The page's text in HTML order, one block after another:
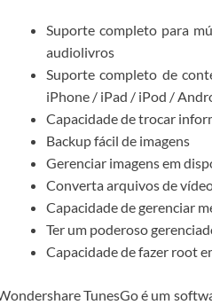
Suporte completo para
audiolivros
Suporte completo de
iPhone / iPad / iPod /
Capacidade de trocar
Backup fácil de imagens
Gerenciar imagens em
Converta arquivos de
Capacidade de gerenciar
Ter um poderoso
Capacidade de fazer root
TunesGo é um